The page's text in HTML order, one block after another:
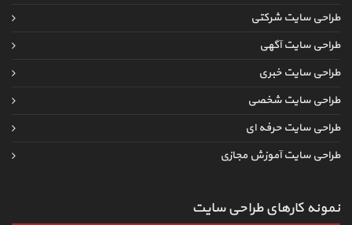
طراحی سایت شرکتی
طراحی سایت آگهی
طراحی سایت خبری
طراحی سایت شخصی
طراحی سایت حرفه ای
طراحی سایت آموزش مجازی
نمونه کارهای طراحی سایت